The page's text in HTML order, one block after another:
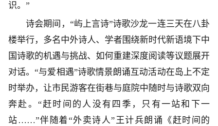
识。”
诗会期间，“屿上言诗”诗歌沙龙一连三天在八卦
楼举行，多名中外诗人、学者围绕新时代新语境下中
国诗歌的机遇与挑战、如何重建深度阅读等议题展开
对话。“与爱相遇”诗歌情景朗诵互动活动在岛上不定
时举办，让市民游客在街巷与庭院中随时与诗歌双向
奔赴。“赶时间的人没有四季，只有一站和下一
站……”伴随着“外卖诗人”王计兵朗诵《赶时间的